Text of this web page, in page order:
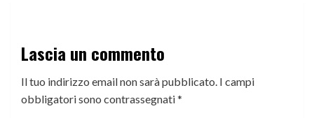
Lascia un commento
Il tuo indirizzo email non sarà pubblicato. I campi
obbligatori sono contrassegnati*